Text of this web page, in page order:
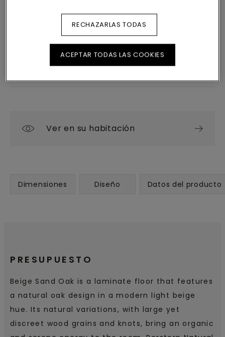
Ver en su habitación
Dimensiones Diseño Datos del producto
PRESUPUESTO
Beige Sand Oak is a laminate floor that features
a natural oak design in a modern light beige
hue. Its natural variations, with large yet
discreet wood grains and knots, bring an organic
RECHAZARLAS TODAS
ACEPTAR TODAS LAS COOKIES